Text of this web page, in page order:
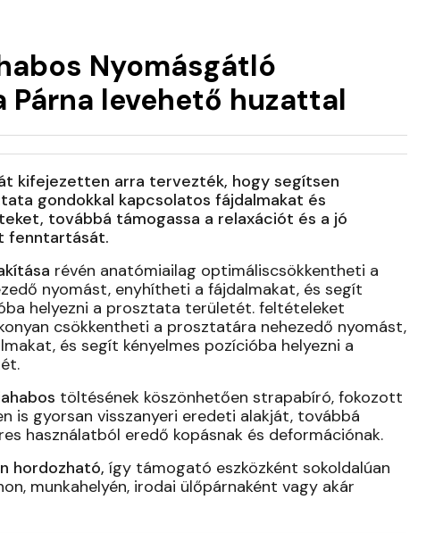
Nyomásgátló
Párna levehető huzattal
kifejezetten arra tervezték, hogy segítsen
gondokkal kapcsolatos fájdalmakat és
továbbá támogassa a relaxációt és a jó
fenntartását.
révén anatómiailag optimáliscsökkentheti a
nyomást, enyhítheti a fájdalmakat, és segít
helyezni a prosztata területét. feltételeket
csökkentheti a prosztatára nehezedő nyomást,
és segít kényelmes pozícióba helyezni a
töltésének köszönhetően strapabíró, fokozott
is gyorsan visszanyeri eredeti alakját, továbbá
használatból eredő kopásnak és deformációnak.
hordozható, így támogató eszközként sokoldalúan
munkahelyén, irodai ülőpárnaként vagy akár